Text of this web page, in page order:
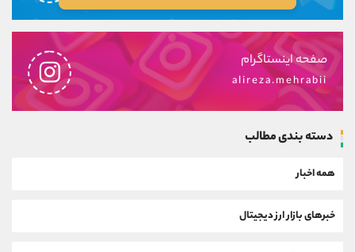
صفحه اینستاگرام
alireza.mehrabii
دسته بندی مطالب
همه اخبار
خبرهای بازار ارز دیجیتال